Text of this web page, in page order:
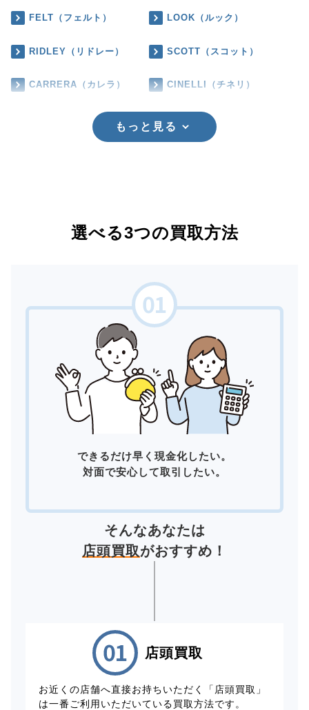
FELT（フェルト） LOOK（ルック）
RIDLEY（リドレー） SCOTT（スコット）
CARRERA（カレラ） CINELLI（チネリ）
もっと見る
選べる3つの買取方法
できるだけ早く現金化したい。
対面で安心して取引したい。
そんなあなたは
店頭買取がおすすめ！
店頭買取
お近くの店舗へ直接お持ちいただく「店頭買取」
は一番ご利用いただいている買取方法です。